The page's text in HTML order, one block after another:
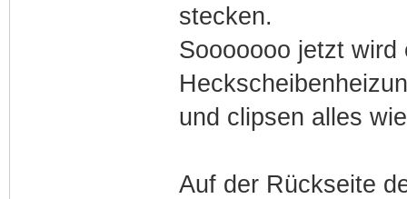
stecken.
Sooooooo jetzt
und clipsen alles
Auf der Rückseite